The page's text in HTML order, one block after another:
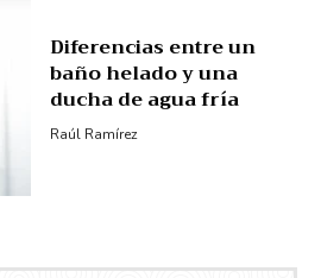
Diferencias entre un
baño helado y una
ducha de agua fría
Raúl Ramírez